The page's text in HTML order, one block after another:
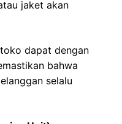
jaket akan
dapat dengan
bahwa
selalu